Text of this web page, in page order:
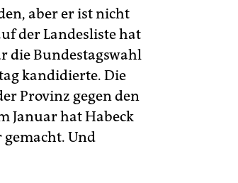
aber er ist nicht
der Landesliste hat
die Bundestagswahl
kandidierte. Die
Provinz gegen den
Januar hat Habeck
Und